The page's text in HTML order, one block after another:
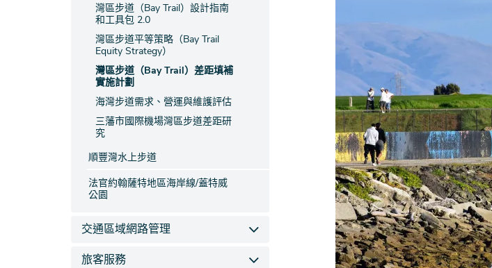
灣區步道（Bay Trail）設計指南
和工具包 2.0
灣區步道平等策略（Bay Trail
Equity Strategy）
灣區步道（Bay Trail）差距填補
實施計劃
海灣步道需求、營運與維護評估
三藩市國際機場灣區步道差距研
究
順豐灣水上步道
法官約翰薩特地區海岸線/蓋特威
公園
交通區域網路管理
旅客服務